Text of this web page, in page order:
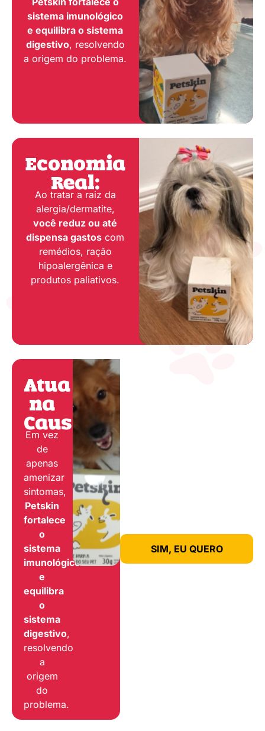
sistema imunológico
e equilibra o sistema
digestivo, resolvendo
a origem do problema.
Economia
Real:
Ao tratar a raiz da
alergia/dermatite,
você reduz ou até
dispensa gastos com
remédios, ração
hipoalergênica e
produtos paliativos.
Atua
na
Causa:
Em vez
de
apenas
amenizar
sintomas,
Petskin
fortalece
o
sistema
imunológico
e
equilibra
o
sistema
digestivo,
resolvendo
a
origem
do
problema.
SIM, EU QUERO